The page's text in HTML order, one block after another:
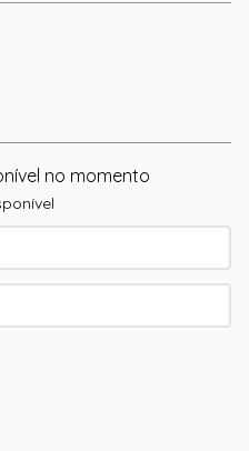
no momento